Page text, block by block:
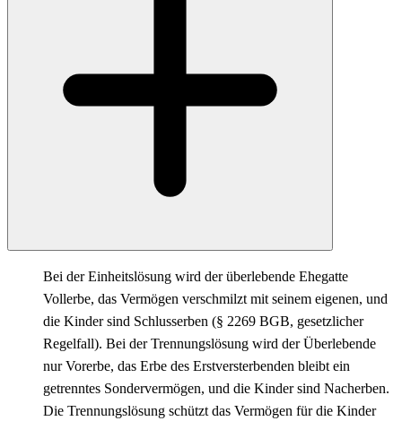
Bei der Einheitslösung wird der überlebende Ehegatte
Vollerbe, das Vermögen verschmilzt mit seinem eigenen, und
die Kinder sind Schlusserben (§ 2269 BGB, gesetzlicher
Regelfall). Bei der Trennungslösung wird der Überlebende
nur Vorerbe, das Erbe des Erstversterbenden bleibt ein
getrenntes Sondervermögen, und die Kinder sind Nacherben.
Die Trennungslösung schützt das Vermögen für die Kinder